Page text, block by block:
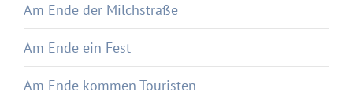
Am Ende der Milchstraße
Am Ende ein Fest
Am Ende kommen Touristen